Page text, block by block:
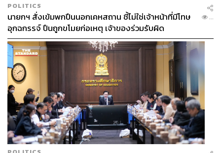
POLITICS
นายกฯ สั่งเข้มพกปืนนอกเคหสถาน ชี้ไม่ใช่เจ้าหน้าที่มีโทษ
อุกฉกรรจ์ ปืนถูกขโมยก่อเหตุ เจ้าของร่วมรับผิด
...